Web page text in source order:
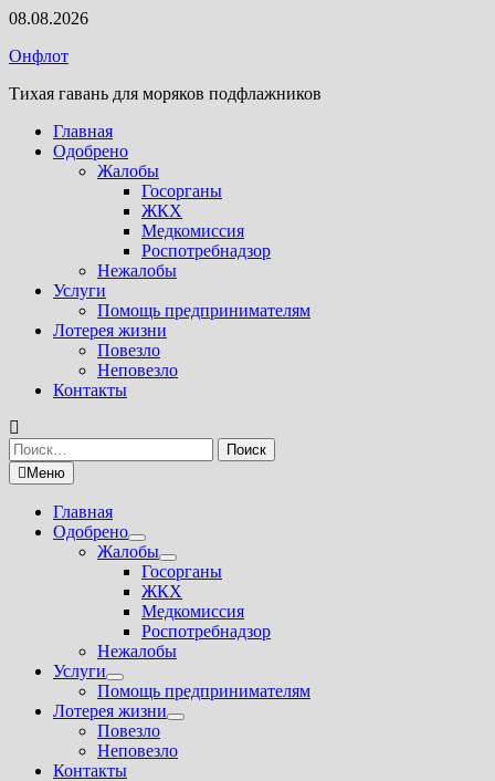
Перейти
содержимому
08.08.2026
Онфлот
Тихая гавань для моряков подфлажников
Главная
Одобрено
Жалобы
Госорганы
ЖКХ
Медкомиссия
Роспотребнадзор
Нежалобы
Услуги
Помощь предпринимателям
Лотерея жизни
Повезло
Неповезло
Контакты
Найти:
Меню
Главная
Одобрено
Показать
подменю
Жалобы
Показать
подменю
Госорганы
ЖКХ
Медкомиссия
Роспотребнадзор
Нежалобы
Услуги
Показать
подменю
Помощь предпринимателям
Лотерея жизни
Показать
Повезло
Неповезло
Контакты